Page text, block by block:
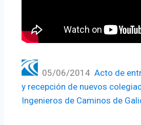
05/06/2014 Acto de
y recepción de nuevos
Ingenieros de Caminos de